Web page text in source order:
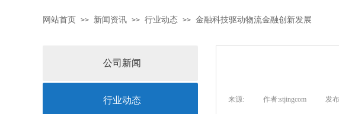
网站首页 >> 新闻资讯 >> 行业动态 >> 金融科技驱动物流金融创新发展
公司新闻
行业动态 来源: 作者:stjingcom 发